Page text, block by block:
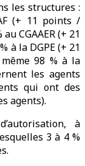
les structures :
(+ 11 points /
CGAAER (+ 21
à la DGPE (+ 21
98 % à la
les agents
qui ont des
agents).
à
3 à 4 %